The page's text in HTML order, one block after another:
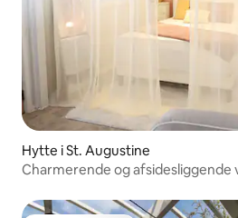
Hytte i St. Augustine
Charmerende og afsidesliggende